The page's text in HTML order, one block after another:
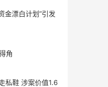
金漂白计划”引发
角
私鞋 涉案价值1.6